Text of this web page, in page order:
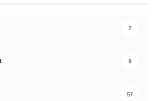
Digitale Wirtschaft (BVDW) e.V./Agentur
2
9
57